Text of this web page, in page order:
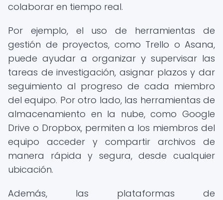
colaborar en tiempo real.
Por ejemplo, el uso de herramientas de
gestión de proyectos, como Trello o Asana,
puede ayudar a organizar y supervisar las
tareas de investigación, asignar plazos y dar
seguimiento al progreso de cada miembro
del equipo. Por otro lado, las herramientas de
almacenamiento en la nube, como Google
Drive o Dropbox, permiten a los miembros del
equipo acceder y compartir archivos de
manera rápida y segura, desde cualquier
ubicación.
Además, las plataformas de